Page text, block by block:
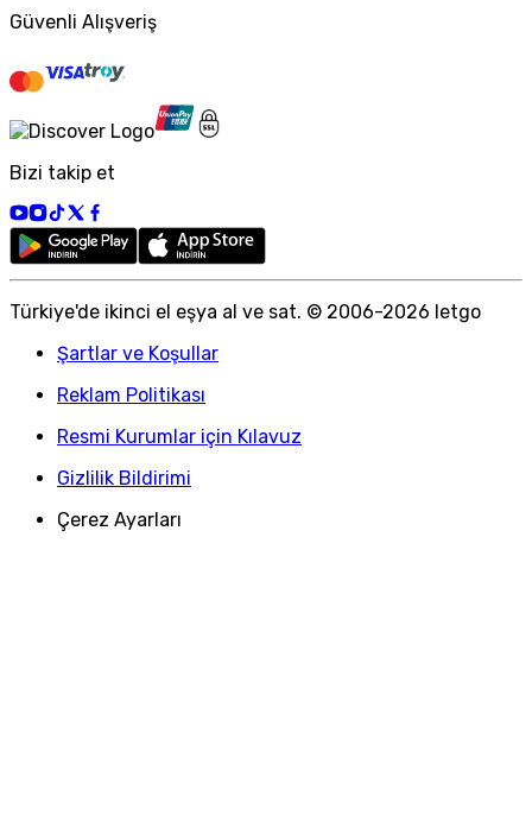
Güvenli Alışveriş
Bizi takip et
Türkiye'de ikinci el eşya al ve sat. © 2006-2026 letgo
Şartlar ve Koşullar
Reklam Politikası
Resmi Kurumlar için Kılavuz
Gizlilik Bildirimi
Çerez Ayarları